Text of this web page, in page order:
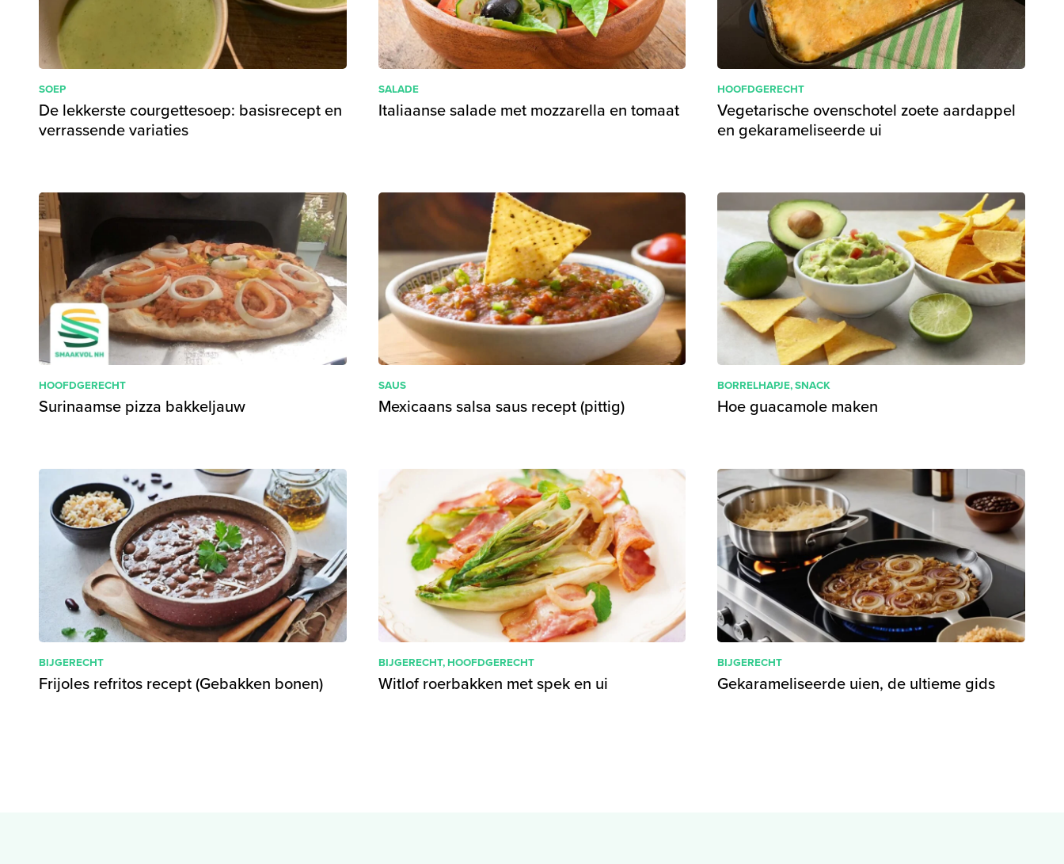
SOEP
De lekkerste courgettesoep: basisrecept en
verrassende variaties
SALADE
Italiaanse salade met mozzarella en tomaat
HOOFDGERECHT
Vegetarische ovenschotel zoete aardappel
en gekarameliseerde ui
HOOFDGERECHT
Surinaamse pizza bakkeljauw
SAUS
Mexicaans salsa saus recept (pittig)
BORRELHAPJE,SNACK
Hoe guacamole maken
BIJGERECHT
Frijoles refritos recept (Gebakken bonen)
BIJGERECHT,HOOFDGERECHT
Witlof roerbakken met spek en ui
BIJGERECHT
Gekarameliseerde uien, de ultieme gids